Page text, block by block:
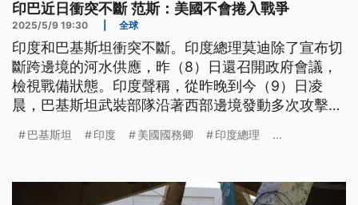
印巴近日衝突不斷 范斯：美國不會捲入戰爭
2025/5/9 19:30 全球
印度和巴基斯坦衝突不斷。印度總理莫迪除了宣布切
斷跨邊境的河水供應，昨（8）日還召開政府會議，
檢視戰備狀態。印度聲稱，從昨晚到今（9）日凌
晨，巴基斯坦武裝部隊沿著西部邊境發動多次攻擊，
歐呼籲印巴對話，不過副總統范斯表示不會捲入這場
巴基斯坦 印度 美國國務卿 印度總理 ...